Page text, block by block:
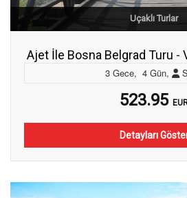
Uçaklı Turlar
Ajet İle Bosna Belgrad Turu -
3 Gece, 4 Gün,
523.95
Detayları